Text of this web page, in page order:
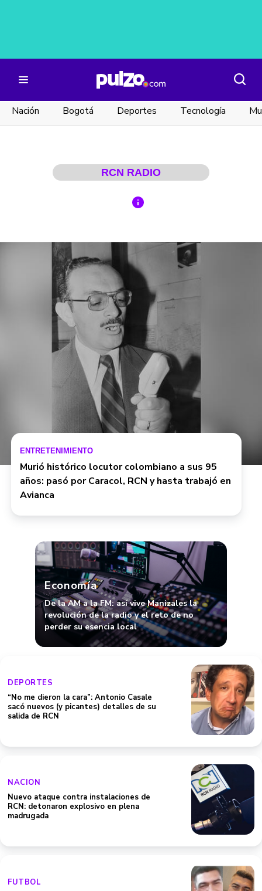
Nación Bogotá Deportes Tecnología
RCN RADIO
ENTRETENIMIENTO
Murió histórico locutor colombiano a sus 95
años: pasó por Caracol, RCN y hasta trabajó en
Avianca
Economía
De la AM a la FM: así vive Manizales la
revolución de la radio y el reto de no
perder su esencia local
DEPORTES
“No me dieron la cara”: Antonio Casale
sacó nuevos (y picantes) detalles de su
salida de RCN
NACION
Nuevo ataque contra instalaciones de
RCN: detonaron explosivo en plena
madrugada
FUTBOL